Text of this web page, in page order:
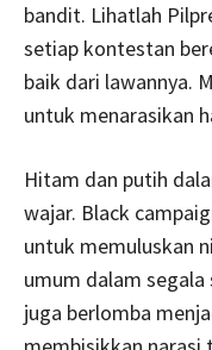
bandit. Lihatlah
setiap kontestan
baik dari lawannya.
untuk menarasikan
Hitam dan putih
wajar. Black
untuk memuluskan
umum dalam
juga berlomba